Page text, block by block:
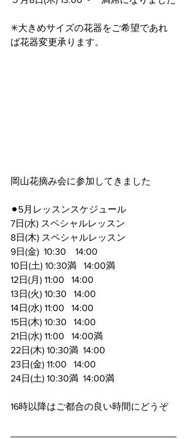
✳︎大きめサイズの花器をご希望であれ
ば花器変更承ります。
岡山花摘み会に参加してきました
⚫︎5月レッスンスケジュール
7日(水) スペシャルレッスン
8日(木) スペシャルレッスン
9日(金)  10:30    14:00
10日(土) 10:30満   14:00満
12日(月) 11:00   14:00
13日(火) 10:30   14:00
14日(水) 11:00   14:00
15日(木) 10:30   14:00
21日(水) 11:00   14:00満
22日(木) 10:30満  14:00
23日(金) 11:00   14:00
24日(土) 10:30満  14:00満
16時以降はご都合の良い時間にどうぞ